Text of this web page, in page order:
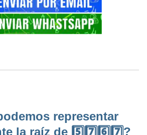
representar
la raíz de 5️⃣7️⃣6️⃣7️⃣?